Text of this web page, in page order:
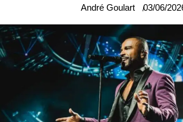
André Goulart 03/06/